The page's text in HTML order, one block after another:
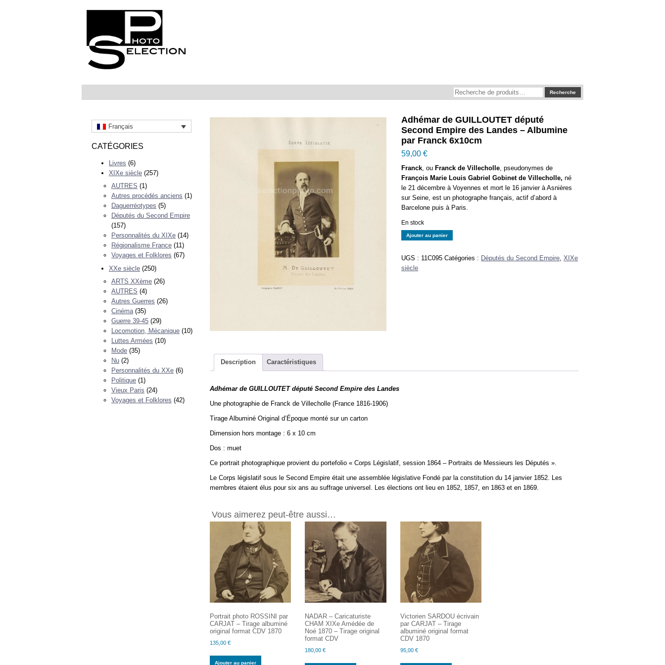
Recherche
pour :
Recherche
Français
CATÉGORIES
Livres (6)
XIXe siècle (257)
AUTRES (1)
Autres procédés anciens (1)
Daguerréotypes (5)
Députés du Second Empire
(157)
Personnalités du XIXe (14)
Régionalisme France (11)
Voyages et Folklores (67)
XXe siècle (250)
ARTS XXème (26)
AUTRES (4)
Autres Guerres (26)
Cinéma (35)
Guerre 39-45 (29)
Locomotion, Mécanique (10)
Luttes Armées (10)
Mode (35)
Nu (2)
Personnalités du XXe (6)
Politique (1)
Vieux Paris (24)
Voyages et Folklores (42)
Adhémar de GUILLOUTET député
Second Empire des Landes – Albumine
par Franck 6x10cm
59,00€
Franck, ou Franck de Villecholle, pseudonymes de
François Marie Louis Gabriel Gobinet de Villecholle, né
le 21 décembre à Voyennes et mort le 16 janvier à Asnières
sur Seine, est un photographe français, actif d’abord à
Barcelone puis à Paris.
En stock
quantité
Adhémar
de
6x10cm
Ajouter au panier
UGS : 11C095 Catégories : Députés du Second Empire,XIXe
siècle
Description Caractéristiques
Adhémar de GUILLOUTET député Second Empire des Landes
Une photographie de Franck de Villecholle (France 1816-1906)
Tirage Albuminé Original d’Époque monté sur un carton
Dimension hors montage : 6 x 10 cm
Dos : muet
Ce portrait photographique provient du portefolio « Corps Législatif, session 1864 – Portraits de Messieurs les Députés ».
Le Corps législatif sous le Second Empire était une assemblée législative Fondé par la constitution du 14 janvier 1852. Les
membres étaient élus pour six ans au suffrage universel. Les élections ont lieu en 1852, 1857, en 1863et en 1869.
Vous aimerez peut-être aussi…
Portrait photo ROSSINI par
CARJAT – Tirage albuminé
original format CDV 1870
135,00 €
Ajouter au panier
NADAR – Caricaturiste
CHAM XIXe Amédée de
Noé 1870 – Tirage original
format CDV
180,00€
Victorien SARDOU écrivain
par CARJAT – Tirage
albuminé original format
CDV 1870
95,00 €